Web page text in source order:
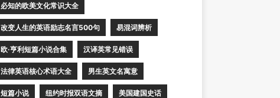
必知的欧美文化常识大全
改变人生的英语励志名言500句 易混词辨析
欧·亨利短篇小说合集 汉译英常见错误
法律英语核心术语大全 男生英文名寓意
短篇小说 纽约时报双语文摘 美国建国史话